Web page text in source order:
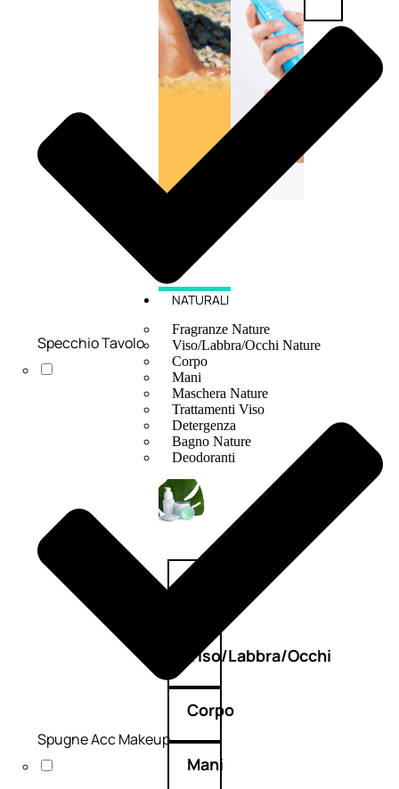
NATURALI
Fragranze Nature
Viso/Labbra/Occhi Nature
Corpo
Mani
Maschera Nature
Trattamenti Viso
Detergenza
Bagno Nature
Deodoranti
Viso/Labbra/Occhi
Corpo
Mani
Specchio Tavolo
Spugne Acc Makeup